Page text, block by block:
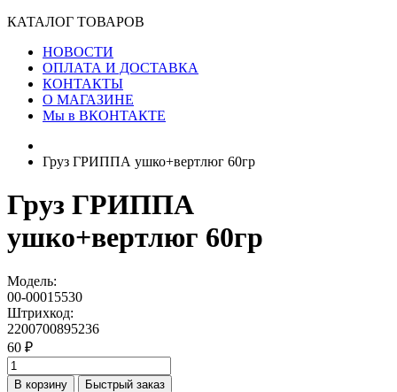
КАТАЛОГ ТОВАРОВ
НОВОСТИ
ОПЛАТА И ДОСТАВКА
КОНТАКТЫ
О МАГАЗИНЕ
Мы в ВКОНТАКТЕ
Груз ГРИППА ушко+вертлюг 60гр
Груз ГРИППА
ушко+вертлюг 60гр
Модель:
00-00015530
Штрихкод:
2200700895236
60 ₽
В корзину Быстрый заказ